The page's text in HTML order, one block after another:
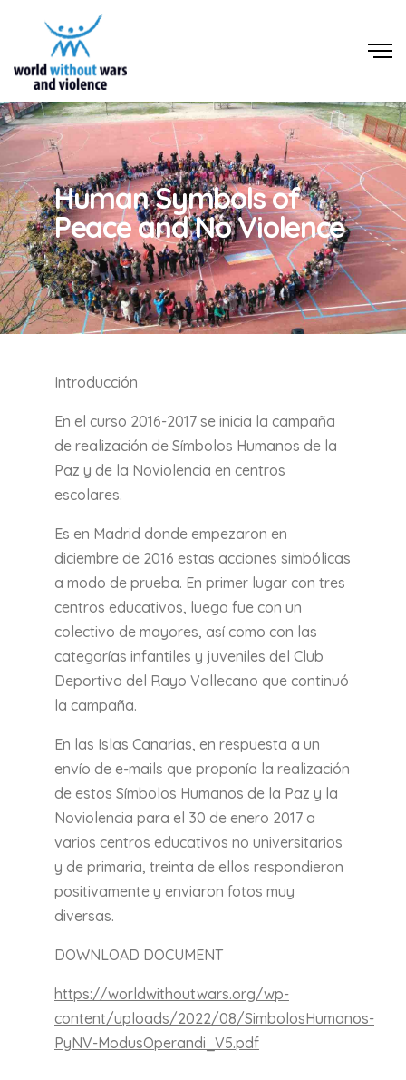
Human Symbols of
Peace and No Violence
Introducción
En el curso 2016-2017 se inicia la campaña
de realización de Símbolos Humanos de la
Paz y de la Noviolencia en centros
escolares.
Es en Madrid donde empezaron en
diciembre de 2016 estas acciones simbólicas
a modo de prueba. En primer lugar con tres
centros educativos, luego fue con un
colectivo de mayores, así como con las
categorías infantiles y juveniles del Club
Deportivo del Rayo Vallecano que continuó
la campaña.
En las Islas Canarias, en respuesta a un
envío de e-mails que proponía la realización
de estos Símbolos Humanos de la Paz y la
Noviolencia para el 30 de enero 2017 a
varios centros educativos no universitarios
y de primaria, treinta de ellos respondieron
positivamente y enviaron fotos muy
diversas.
DOWNLOAD DOCUMENT
https://worldwithoutwars.org/wp-
content/uploads/2022/08/SimbolosHumanos-
PyNV-ModusOperandi_V5.pdf